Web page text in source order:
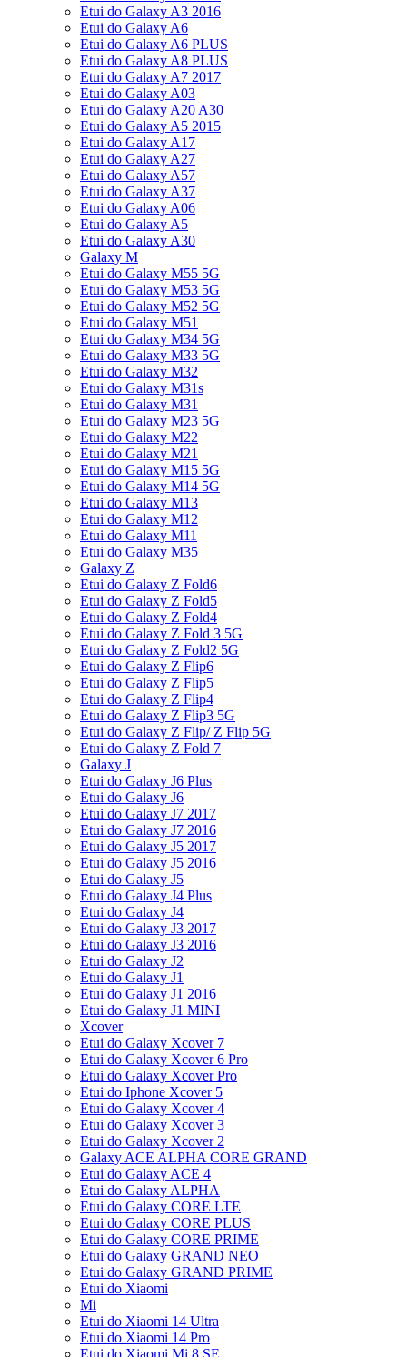
Etui do Galaxy A3 2016
Etui do Galaxy A6
Etui do Galaxy A6 PLUS
Etui do Galaxy A8 PLUS
Etui do Galaxy A7 2017
Etui do Galaxy A03
Etui do Galaxy A20 A30
Etui do Galaxy A5 2015
Etui do Galaxy A17
Etui do Galaxy A27
Etui do Galaxy A57
Etui do Galaxy A37
Etui do Galaxy A06
Etui do Galaxy A5
Etui do Galaxy A30
Galaxy M
Etui do Galaxy M55 5G
Etui do Galaxy M53 5G
Etui do Galaxy M52 5G
Etui do Galaxy M51
Etui do Galaxy M34 5G
Etui do Galaxy M33 5G
Etui do Galaxy M32
Etui do Galaxy M31s
Etui do Galaxy M31
Etui do Galaxy M23 5G
Etui do Galaxy M22
Etui do Galaxy M21
Etui do Galaxy M15 5G
Etui do Galaxy M14 5G
Etui do Galaxy M13
Etui do Galaxy M12
Etui do Galaxy M11
Etui do Galaxy M35
Galaxy Z
Etui do Galaxy Z Fold6
Etui do Galaxy Z Fold5
Etui do Galaxy Z Fold4
Etui do Galaxy Z Fold 3 5G
Etui do Galaxy Z Fold2 5G
Etui do Galaxy Z Flip6
Etui do Galaxy Z Flip5
Etui do Galaxy Z Flip4
Etui do Galaxy Z Flip3 5G
Etui do Galaxy Z Flip/ Z Flip 5G
Etui do Galaxy Z Fold 7
Galaxy J
Etui do Galaxy J6 Plus
Etui do Galaxy J6
Etui do Galaxy J7 2017
Etui do Galaxy J7 2016
Etui do Galaxy J5 2017
Etui do Galaxy J5 2016
Etui do Galaxy J5
Etui do Galaxy J4 Plus
Etui do Galaxy J4
Etui do Galaxy J3 2017
Etui do Galaxy J3 2016
Etui do Galaxy J2
Etui do Galaxy J1
Etui do Galaxy J1 2016
Etui do Galaxy J1 MINI
Xcover
Etui do Galaxy Xcover 7
Etui do Galaxy Xcover 6 Pro
Etui do Galaxy Xcover Pro
Etui do Iphone Xcover 5
Etui do Galaxy Xcover 4
Etui do Galaxy Xcover 3
Etui do Galaxy Xcover 2
Galaxy ACE ALPHA CORE GRAND
Etui do Galaxy ACE 4
Etui do Galaxy ALPHA
Etui do Galaxy CORE LTE
Etui do Galaxy CORE PLUS
Etui do Galaxy CORE PRIME
Etui do Galaxy GRAND NEO
Etui do Galaxy GRAND PRIME
Etui do Xiaomi
Mi
Etui do Xiaomi 14 Ultra
Etui do Xiaomi 14 Pro
Etui do Xiaomi Mi 8 SE